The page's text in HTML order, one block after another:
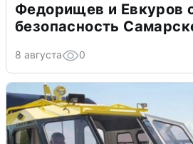
Федорищев и Евкуров
безопасность
8 августа 0